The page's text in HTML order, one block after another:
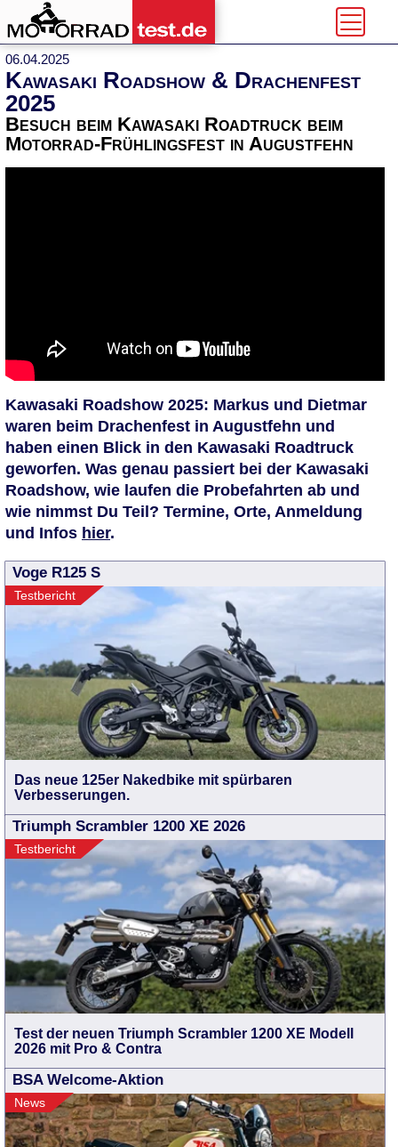
06.04.2025
Kawasaki Roadshow & Drachenfest
2025
Besuch beim Kawasaki Roadtruck beim
Motorrad-Frühlingsfest in Augustfehn
Kawasaki Roadshow 2025: Markus und Dietmar
waren beim Drachenfest in Augustfehn und
haben einen Blick in den Kawasaki Roadtruck
geworfen. Was genau passiert bei der Kawasaki
Roadshow, wie laufen die Probefahrten ab und
wie nimmst Du Teil? Termine, Orte, Anmeldung
und Infos hier.
Voge R125 S
Testbericht
Das neue 125er Nakedbike mit spürbaren
Verbesserungen.
Triumph Scrambler 1200 XE 2026
Testbericht
Test der neuen Triumph Scrambler 1200 XE Modell
2026 mit Pro & Contra
BSA Welcome-Aktion
News